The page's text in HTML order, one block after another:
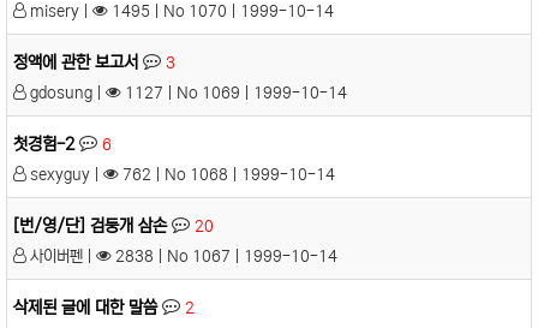
misery |
1495 | No 1070 | 1999-10-14
정액에 관한 보고서
3
gdosung |
1127 | No 1069 | 1999-10-14
첫경험-2
6
sexyguy |
762 | No 1068 | 1999-10-14
[번/영/단] 검둥개 삼손
20
사이버펜 |
2838 | No 1067 | 1999-10-14
삭제된 글에 대한 말씀
2